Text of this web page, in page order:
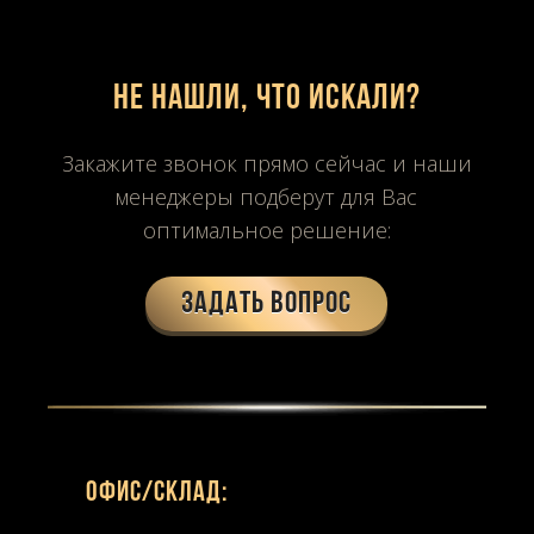
Не нашли, что искали?
Закажите звонок прямо сейчас и наши
менеджеры подберут для Вас
оптимальное решение:
Задать вопрос
Офиc/склад: